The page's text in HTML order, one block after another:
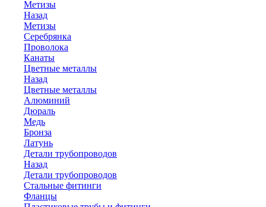
Метизы
Назад
Метизы
Серебрянка
Проволока
Канаты
Цветные металлы
Назад
Цветные металлы
Алюминий
Дюраль
Медь
Бронза
Латунь
Детали трубопроводов
Назад
Детали трубопроводов
Стальные фитинги
Фланцы